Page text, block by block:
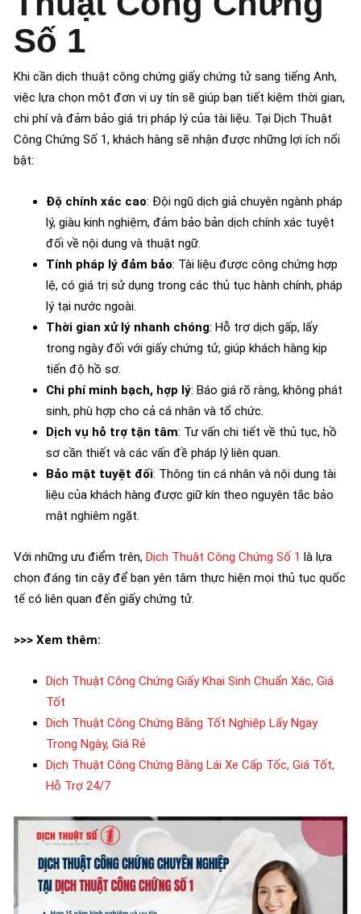
Số 1
Khi cần dịch thuật công chứng giấy chứng tử sang tiếng Anh,
việc lựa chọn một đơn vị uy tín sẽ giúp bạn tiết kiệm thời gian,
chi phí và đảm bảo giá trị pháp lý của tài liệu. Tại Dịch Thuật
Công Chứng Số 1, khách hàng sẽ nhận được những lợi ích nổi
bật:
Độ chính xác cao: Đội ngũ dịch giả chuyên ngành pháp
lý, giàu kinh nghiệm, đảm bảo bản dịch chính xác tuyệt
đối về nội dung và thuật ngữ.
Tính pháp lý đảm bảo: Tài liệu được công chứng hợp
lệ, có giá trị sử dụng trong các thủ tục hành chính, pháp
lý tại nước ngoài.
Thời gian xử lý nhanh chóng: Hỗ trợ dịch gấp, lấy
trong ngày đối với giấy chứng tử, giúp khách hàng kịp
tiến độ hồ sơ.
Chi phí minh bạch, hợp lý: Báo giá rõ ràng, không phát
sinh, phù hợp cho cả cá nhân và tổ chức.
Dịch vụ hỗ trợ tận tâm: Tư vấn chi tiết về thủ tục, hồ
sơ cần thiết và các vấn đề pháp lý liên quan.
Bảo mật tuyệt đối: Thông tin cá nhân và nội dung tài
liệu của khách hàng được giữ kín theo nguyên tắc bảo
mật nghiêm ngặt.
Với những ưu điểm trên, Dịch Thuật Công Chứng Số 1 là lựa
chọn đáng tin cậy để bạn yên tâm thực hiện mọi thủ tục quốc
tế có liên quan đến giấy chứng tử.
>>> Xem thêm:
Dịch Thuật Công Chứng Giấy Khai Sinh Chuẩn Xác, Giá
Tốt
Dịch Thuật Công Chứng Bằng Tốt Nghiệp Lấy Ngay
Trong Ngày, Giá Rẻ
Dịch Thuật Công Chứng Bằng Lái Xe Cấp Tốc, Giá Tốt,
Hỗ Trợ 24/7